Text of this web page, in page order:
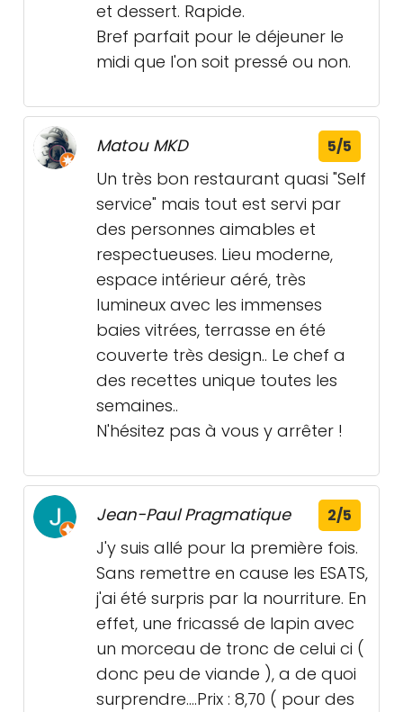
et dessert. Rapide.
Bref parfait pour le déjeuner le
midi que l'on soit pressé ou non.
Matou MKD 5/5
Un très bon restaurant quasi "Self
service" mais tout est servi par
des personnes aimables et
respectueuses. Lieu moderne,
espace intérieur aéré, très
lumineux avec les immenses
baies vitrées, terrasse en été
couverte très design.. Le chef a
des recettes unique toutes les
semaines..
N'hésitez pas à vous y arrêter !
Jean-Paul Pragmatique 2/5
J'y suis allé pour la première fois.
Sans remettre en cause les ESATS,
j'ai été surpris par la nourriture. En
effet, une fricassé de lapin avec
un morceau de tronc de celui ci (
donc peu de viande ), a de quoi
surprendre....Prix : 8,70 ( pour des